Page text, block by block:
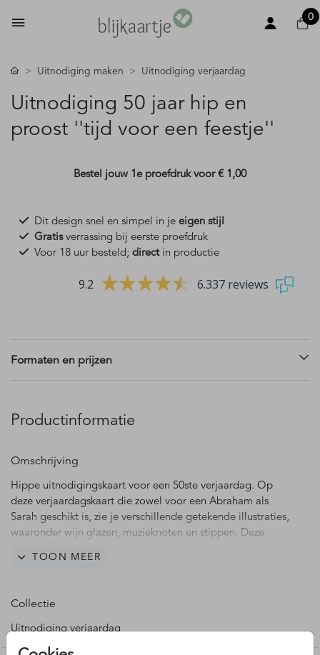
0
Uitnodiging maken Uitnodiging verjaardag
Uitnodiging 50 jaar hip en
proost ''tijd voor een feestje''
Bestel jouw 1e proefdruk voor€ 1,00
Dit design snel en simpel in je eigen stijl
Gratisverrassing bij eerste proefdruk
Voor 18 uur besteld; directin productie
9.2 6.337 reviews
Formaten en prijzen
Productinformatie
Omschrijving
Hippe uitnodigingskaart voor een 50ste verjaardag. Op
deze verjaardagskaart die zowel voor een Abraham als
Sarah geschikt is, zie je verschillende getekende illustraties,
waaronder wijn glazen, muzieknoten en stippen. Deze
TOON MEER
Collectie
Uitnodiging verjaardag